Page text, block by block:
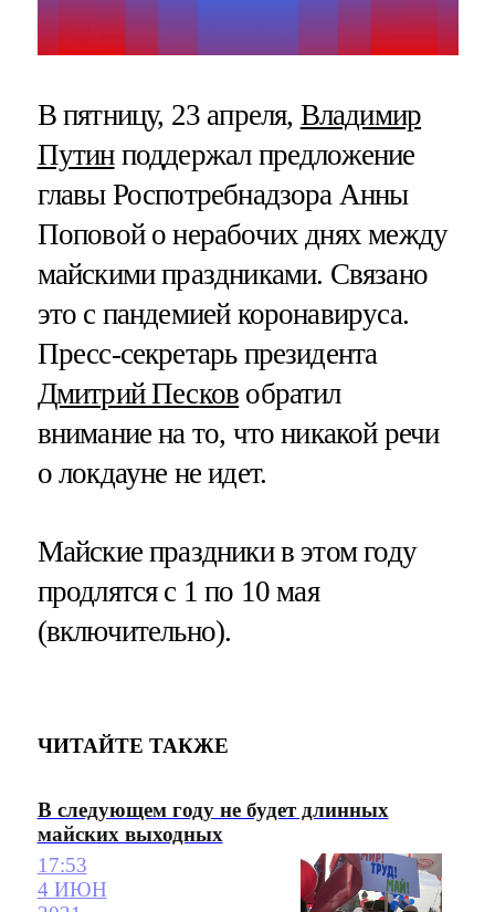
В пятницу, 23 апреля, Владимир
Путинподдержал предложение
главы Роспотребнадзора Анны
Поповой о нерабочих днях между
майскими праздниками. Связано
это с пандемией коронавируса.
Пресс-секретарь президента
Дмитрий Песков обратил
внимание на то, что никакой речи
о локдауне не идет.
Майские праздники в этом году
продлятся с 1 по 10 мая
(включительно).
ЧИТАЙТЕ ТАКЖЕ
В следующем году не будет длинных
майских выходных
17:53
4 ИЮН